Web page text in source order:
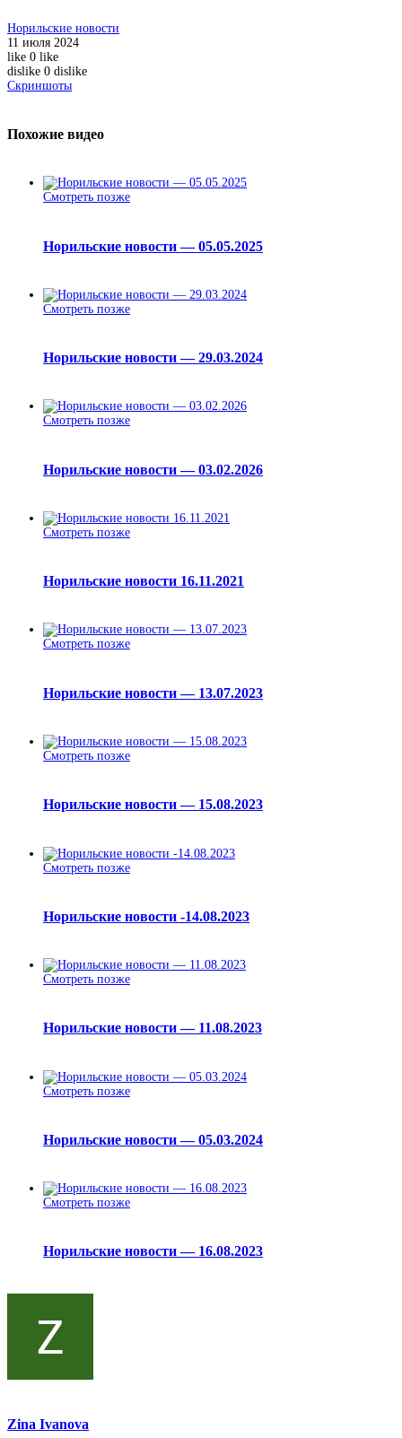
Норильские новости
11 июля 2024
like 0 like
dislike 0 dislike
Скриншоты
Похожие видео
Смотреть позже
Норильские новости — 05.05.2025
Смотреть позже
Норильские новости — 29.03.2024
Смотреть позже
Норильские новости — 03.02.2026
Смотреть позже
Норильские новости 16.11.2021
Смотреть позже
Норильские новости — 13.07.2023
Смотреть позже
Норильские новости — 15.08.2023
Смотреть позже
Норильские новости -14.08.2023
Смотреть позже
Норильские новости — 11.08.2023
Смотреть позже
Норильские новости — 05.03.2024
Смотреть позже
Норильские новости — 16.08.2023
Zina Ivanova